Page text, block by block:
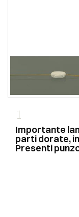
1
Importante
parti dorate,
Presenti